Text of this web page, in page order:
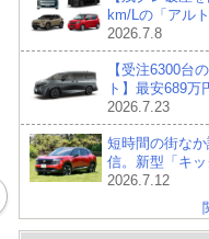
km/Lの「アル
2026.7.8
【受注6300台
ト】最安689万
2026.7.23
短時間の街な
信。新型「キ
2026.7.12